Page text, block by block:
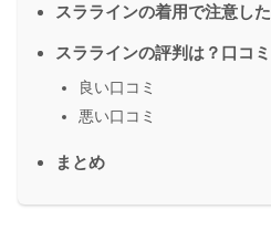
スララインの着用で注意し
スララインの評判は？口コ
良い口コミ
悪い口コミ
まとめ